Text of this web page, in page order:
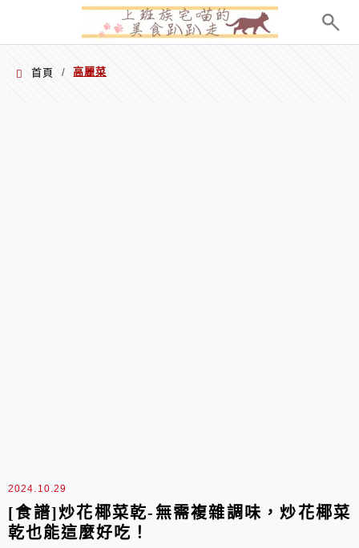
首頁 / 高麗菜
2024.10.29
[食譜]炒花椰菜乾-無需複雜調味，炒花椰菜
乾也能這麼好吃！